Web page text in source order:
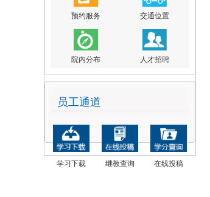
预约服务 交通位置
院内分布 人才招聘
员工通道
学习下载 继教查询 在线投稿